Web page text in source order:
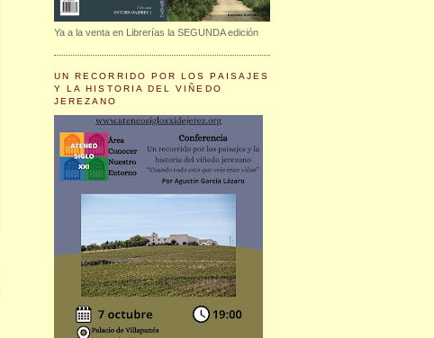
Ya a la venta en Librerías la SEGUNDA edición
UN RECORRIDO POR LOS PAISAJES
Y LA HISTORIA DEL VIÑEDO
JEREZANO